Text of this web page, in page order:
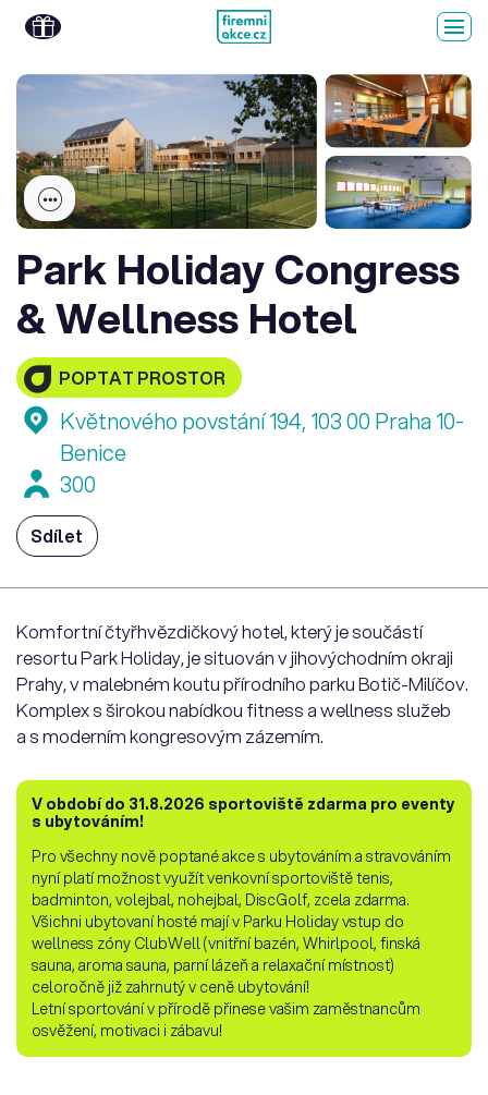
Park Holiday Congress
& Wellness Hotel
POPTAT PROSTOR
Květnového povstání 194, 103 00 Praha 10-
Benice
300
Sdílet
Komfortní čtyřhvězdičkový hotel, který je součástí
resortu Park Holiday, je situován v jihovýchodním okraji
Prahy, v malebném koutu přírodního parku Botič-Milíčov.
Komplex s širokou nabídkou fitness a wellness služeb
a s moderním kongresovým zázemím.
V období do 31.8.2026 sportoviště zdarma pro eventy
s ubytováním!
Pro všechny nově poptané akce s ubytováním a stravováním
nyní platí možnost využít venkovní sportoviště tenis,
badminton, volejbal, nohejbal, DiscGolf, zcela zdarma.
Všichni ubytovaní hosté mají v Parku Holiday vstup do
wellness zóny ClubWell (vnitřní bazén, Whirlpool, finská
sauna, aroma sauna, parní lázeň a relaxační místnost)
celoročně již zahrnutý v ceně ubytování!
Letní sportování v přírodě přinese vašim zaměstnancům
osvěžení, motivaci i zábavu!